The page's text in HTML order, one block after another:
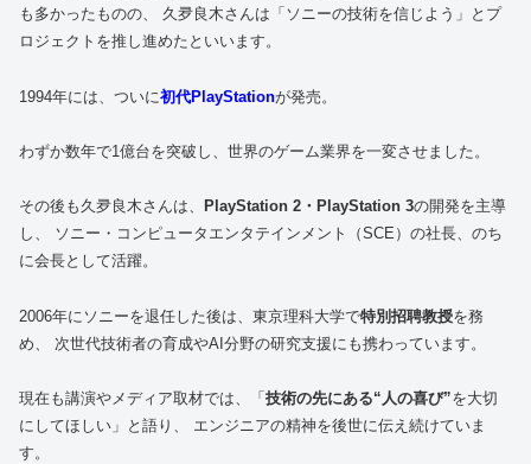
も多かったものの、 久夛良木さんは「ソニーの技術を信じよう」とプ
ロジェクトを推し進めたといいます。
1994年には、ついに初代PlayStationが発売。
わずか数年で1億台を突破し、世界のゲーム業界を一変させました。
その後も久夛良木さんは、 PlayStation 2・PlayStation 3の開発を主導
し、 ソニー・コンピュータエンタテインメント（SCE）の社長、のち
に会長として活躍。
2006年にソニーを退任した後は、東京理科大学で特別招聘教授を務
め、 次世代技術者の育成やAI分野の研究支援にも携わっています。
現在も講演やメディア取材では、「 技術の先にある“人の喜び”を大切
にしてほしい」と語り、 エンジニアの精神を後世に伝え続けていま
す。